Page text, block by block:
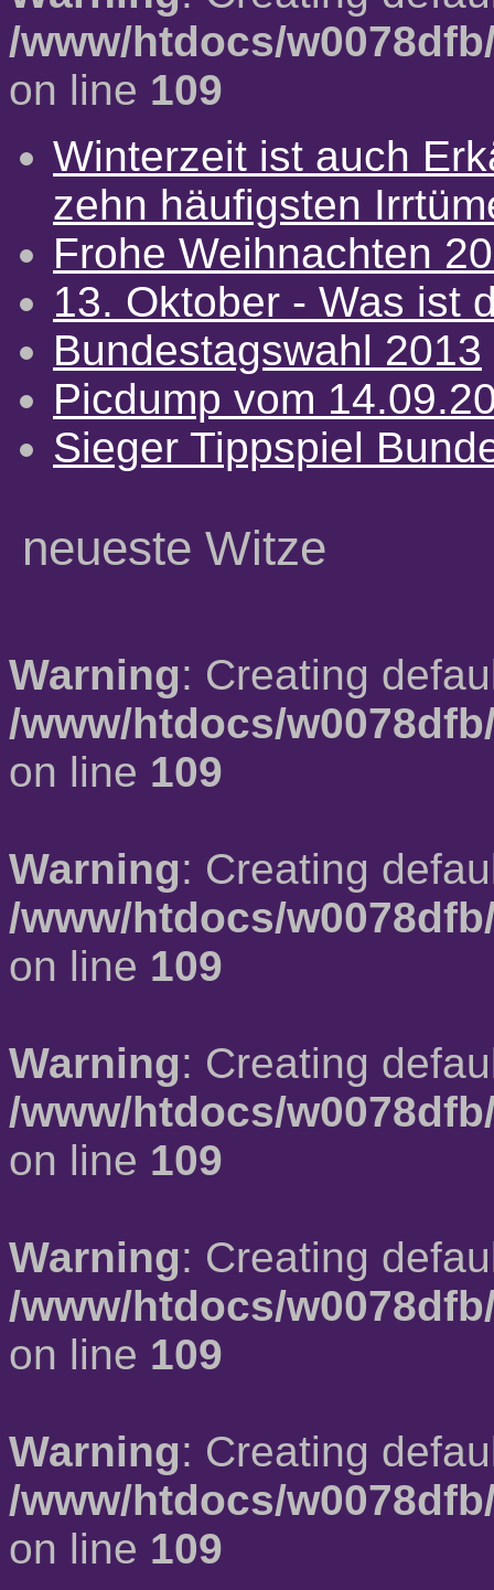
/www/htdocs/
on line 109
Winterzeit ist auch
zehn häufigsten
Frohe Weihnachten
13. Oktober - Was ist
Bundestagswahl 2013
Picdump vom
Sieger Tippspiel
neueste Witze
Warning: Creating
/www/htdocs/
on line 109
Warning: Creating
/www/htdocs/
on line 109
Warning: Creating
/www/htdocs/
on line 109
Warning: Creating
/www/htdocs/
on line 109
Warning: Creating
/www/htdocs/
on line 109